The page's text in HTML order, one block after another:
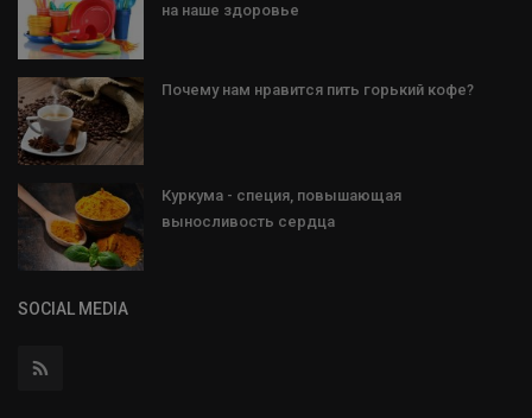
на наше здоровье
Почему нам нравится пить горький кофе?
Куркума - специя, повышающая
выносливость сердца
SOCIAL MEDIA